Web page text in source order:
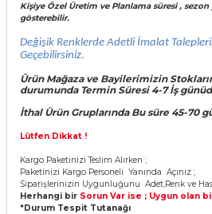
Kişiye Özel Üretim ve Planlama süresi , sezon
gösterebilir.
Değişik Renklerde Adetli İmalat
Geçebilirsiniz.
Ürün Mağaza ve Bayilerimizin
durumunda Termin Süresi 4-7 İş
İthal Ürün Gruplarında Bu süre 45-70
Lütfen Dikkat !
Kargo Paketinizi Teslim Alırken ;
Paketinizi Kargo Personeli Yanında Açınız ;
Siparişlerinizin Uygunluğunu Adet,Renk ve
Herhangi bir Sorun Var ise ; Uygun olan
*Durum Tespit Tutanağı